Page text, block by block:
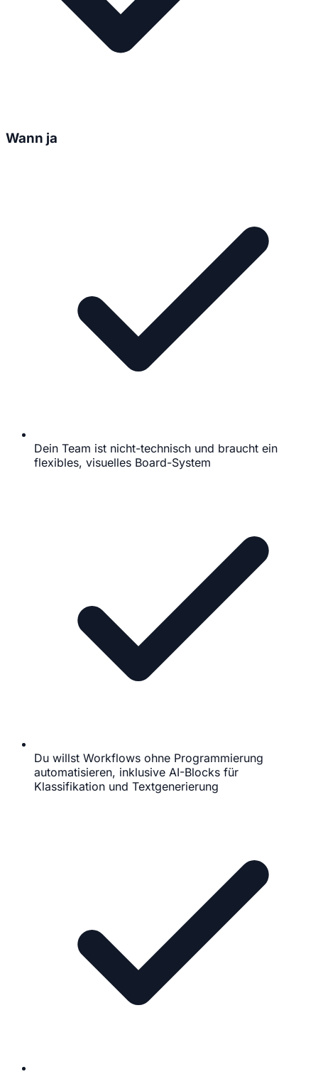
Wann ja
Dein Team ist nicht-technisch und braucht ein
flexibles, visuelles Board-System
Du willst Workflows ohne Programmierung
automatisieren, inklusive AI-Blocks für
Klassifikation und Textgenerierung